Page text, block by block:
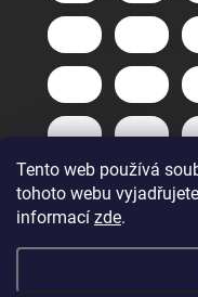
Tento web používá
tohoto webu
informací zde.